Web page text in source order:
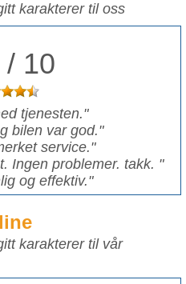
karakterer til oss
/ 10
tjenesten."
bilen var god."
service."
Ingen problemer. takk. "
og effektiv."
karakterer til vår